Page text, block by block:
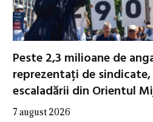
Peste 2,3 milioane de
reprezentați de
escaladării din Orientul
7 august 2026